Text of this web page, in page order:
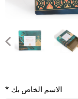
* الاسم الخاص بك